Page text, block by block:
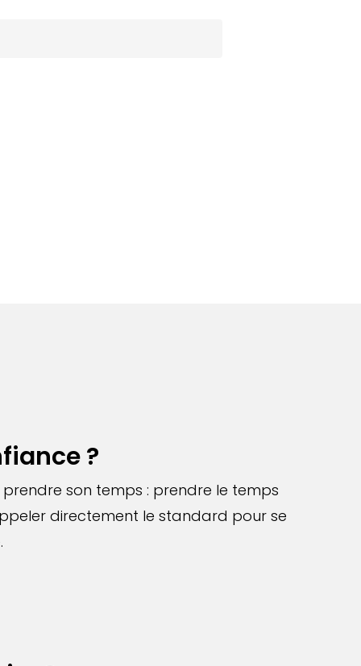
?
son temps : prendre le temps
directement le standard pour se